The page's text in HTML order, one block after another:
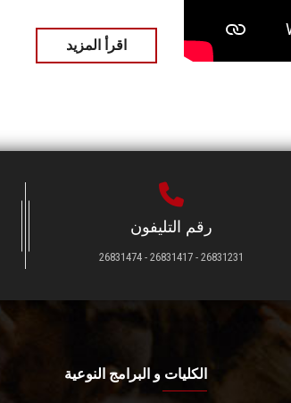
اقرأ المزيد
رقم التليفون
26831231 - 26831417 - 26831474
الكليات و البرامج النوعية